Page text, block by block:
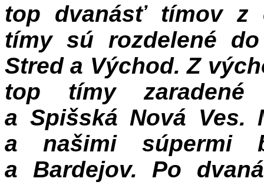
top dvanásť tímov z
tímy sú rozdelené
Stred a Východ. Z
top tímy zaradené
a Spišská Nová Ves.
a našimi súpermi
a Bardejov. Po